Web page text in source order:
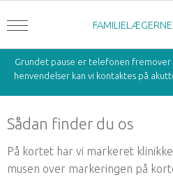
Grundet pause er telefonen fremover
henvendelser kan vi kontaktes på
Sådan finder du os
På kortet har vi markeret
musen over markeringen på